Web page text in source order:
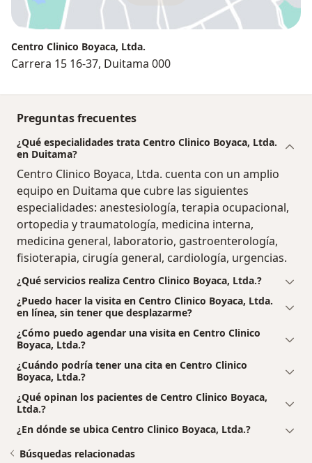
Centro Clinico Boyaca, Ltda.
Carrera 15 16-37, Duitama 000
Preguntas frecuentes
¿Qué especialidades trata Centro Clinico Boyaca, Ltda.
en Duitama?
Centro Clinico Boyaca, Ltda. cuenta con un amplio
equipo en Duitama que cubre las siguientes
especialidades: anestesiología, terapia ocupacional,
ortopedia y traumatología, medicina interna,
medicina general, laboratorio, gastroenterología,
fisioterapia, cirugía general, cardiología, urgencias.
¿Qué servicios realiza Centro Clinico Boyaca, Ltda.?
¿Puedo hacer la visita en Centro Clinico Boyaca, Ltda.
en línea, sin tener que desplazarme?
¿Cómo puedo agendar una visita en Centro Clinico
Boyaca, Ltda.?
¿Cuándo podría tener una cita en Centro Clinico
Boyaca, Ltda.?
¿Qué opinan los pacientes de Centro Clinico Boyaca,
Ltda.?
¿En dónde se ubica Centro Clinico Boyaca, Ltda.?
Búsquedas relacionadas